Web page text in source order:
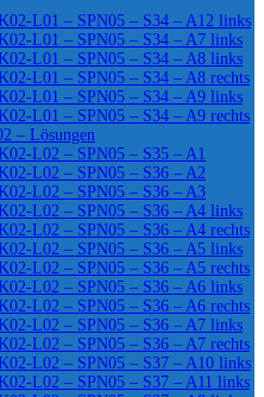
L01 – SPN05 – S34 – A12 links
L01 – SPN05 – S34 – A7 links
L01 – SPN05 – S34 – A8 links
L01 – SPN05 – S34 – A8 rechts
L01 – SPN05 – S34 – A9 links
L01 – SPN05 – S34 – A9 rechts
– Lösungen
L02 – SPN05 – S35 – A1
L02 – SPN05 – S36 – A2
L02 – SPN05 – S36 – A3
L02 – SPN05 – S36 – A4 links
L02 – SPN05 – S36 – A4 rechts
L02 – SPN05 – S36 – A5 links
L02 – SPN05 – S36 – A5 rechts
L02 – SPN05 – S36 – A6 links
L02 – SPN05 – S36 – A6 rechts
L02 – SPN05 – S36 – A7 links
L02 – SPN05 – S36 – A7 rechts
L02 – SPN05 – S37 – A10 links
L02 – SPN05 – S37 – A11 links